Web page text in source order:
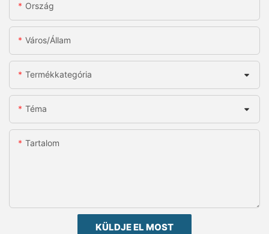
Ország
Város/állam
Termékkategória
Téma
Tartalom
KÜLDJE EL MOST